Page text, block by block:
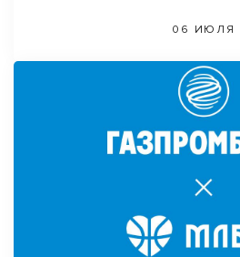
06 ИЮЛЯ